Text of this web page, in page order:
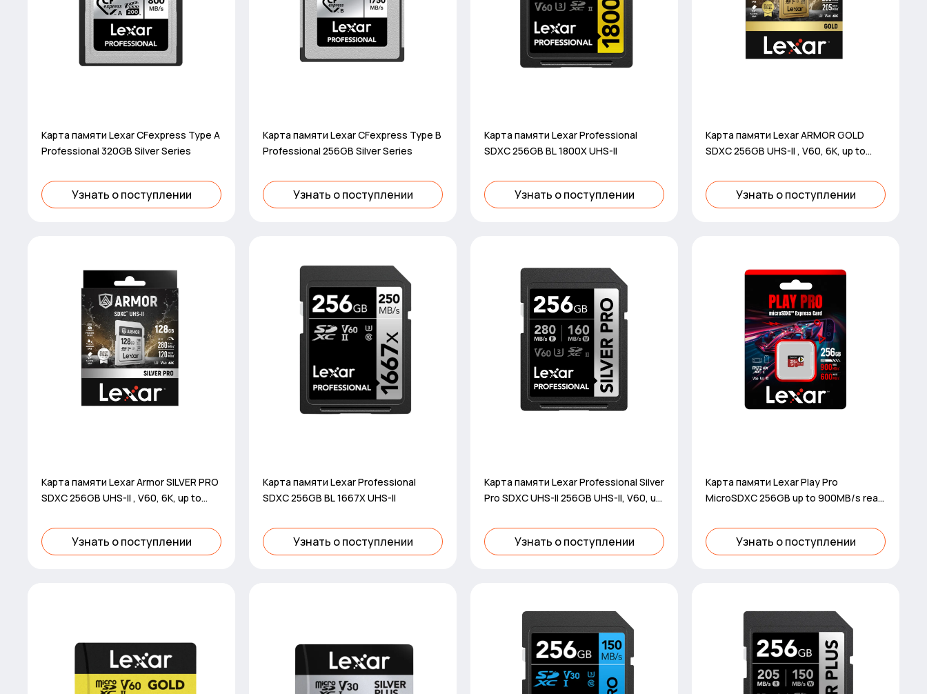
Карта памяти Lexar CFexpress Type A
Professional 320GB Silver Series
Узнать о поступлении
Карта памяти Lexar CFexpress Type B
Professional 256GB Silver Series
Узнать о поступлении
Карта памяти Lexar Professional
SDXC 256GB BL 1800X UHS-II
Узнать о поступлении
Карта памяти Lexar ARMOR GOLD
SDXC 256GB UHS-II , V60, 6K, up to
Узнать о поступлении
Карта памяти Lexar Armor SILVER PRO
SDXC 256GB UHS-II , V60, 6K, up to
Узнать о поступлении
Карта памяти Lexar Professional
SDXC 256GB BL 1667X UHS-II
Узнать о поступлении
Карта памяти Lexar Professional Silver
Pro SDXC UHS-II 256GB UHS-II, V60, up
Узнать о поступлении
Карта памяти Lexar Play Pro
MicroSDXC 256GB up to 900MB/s read
Узнать о поступлении